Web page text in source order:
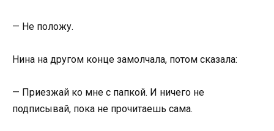
— Не положу.
Нина на другом конце замолчала, потом сказала:
— Приезжай ко мне с папкой. И ничего не
подписывай, пока не прочитаешь сама.